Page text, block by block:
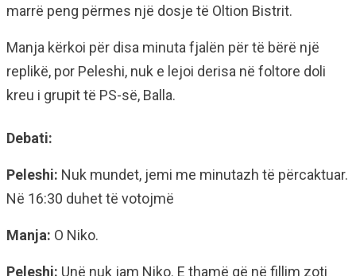
marrë peng përmes një dosje të Oltion Bistrit.
Manja kërkoi për disa minuta fjalën për të bërë një
replikë, por Peleshi, nuk e lejoi derisa në foltore doli
kreu i grupit të PS-së, Balla.
Debati:
Peleshi: Nuk mundet, jemi me minutazh të përcaktuar.
Në 16:30 duhet të votojmë
Manja: O Niko.
Peleshi: Unë nuk jam Niko. E thamë që në fillim zoti